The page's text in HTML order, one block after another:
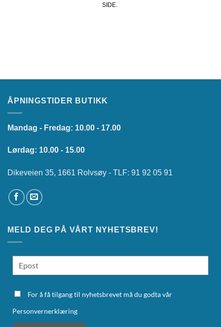
SIDE.
ÅPNINGSTIDER BUTIKK
Mandag - Fredag: 10.00 - 17.00
Lørdag: 10.00 - 15.00
Dikeveien 35, 1661 Rolvsøy - TLF: 91 92 05 91
MELD DEG PÅ VÅRT NYHETSBREV!
For å få tilgang til nyhetsbrevet må du godta vår
Personvernerklæring